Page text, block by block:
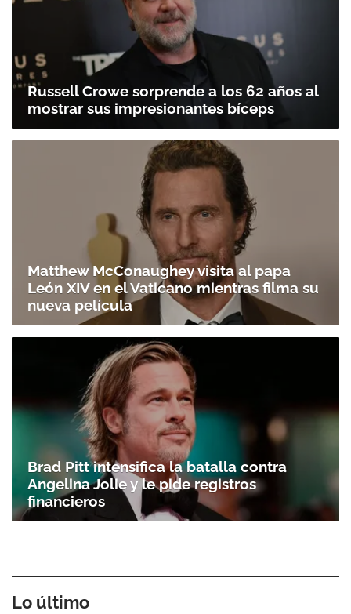
Russell Crowe sorprende a los 62 años al
mostrar sus impresionantes bíceps
Matthew McConaughey visita al papa
León XIV en el Vaticano mientras filma su
nueva película
Brad Pitt intensifica la batalla contra
Angelina Jolie y le pide registros
financieros
Lo último